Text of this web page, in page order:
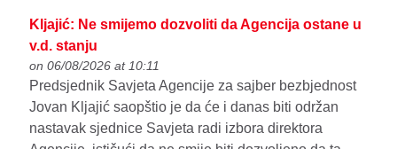
Kljajić: Ne smijemo dozvoliti da Agencija ostane u
v.d. stanju
on 06/08/2026 at 10:11
Predsjednik Savjeta Agencije za sajber bezbjednost
Jovan Kljajić saopštio je da će i danas biti održan
nastavak sjednice Savjeta radi izbora direktora